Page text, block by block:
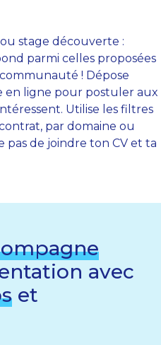
stage découverte :
parmi celles proposées
! Dépose
ligne pour postuler aux
Utilise les filtres
par domaine ou
pas de joindre ton CV et ta
avec
et